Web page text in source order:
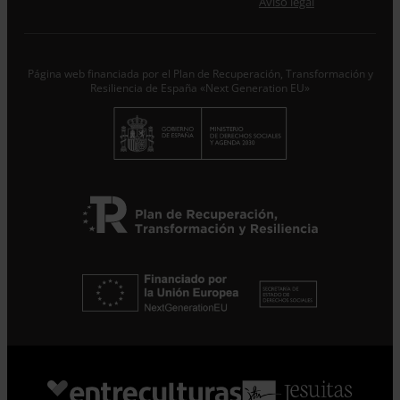
Responsable del tratamiento con la finalidad de…Seguir
Página web financiada por el Plan de Recuperación, Transformación y
Resiliencia de España «Next Generation EU»